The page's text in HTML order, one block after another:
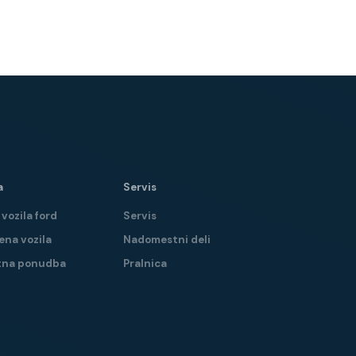
vozila ford
vozila
ponudba
Servis
Servis
Nadomestni deli
Pralnica